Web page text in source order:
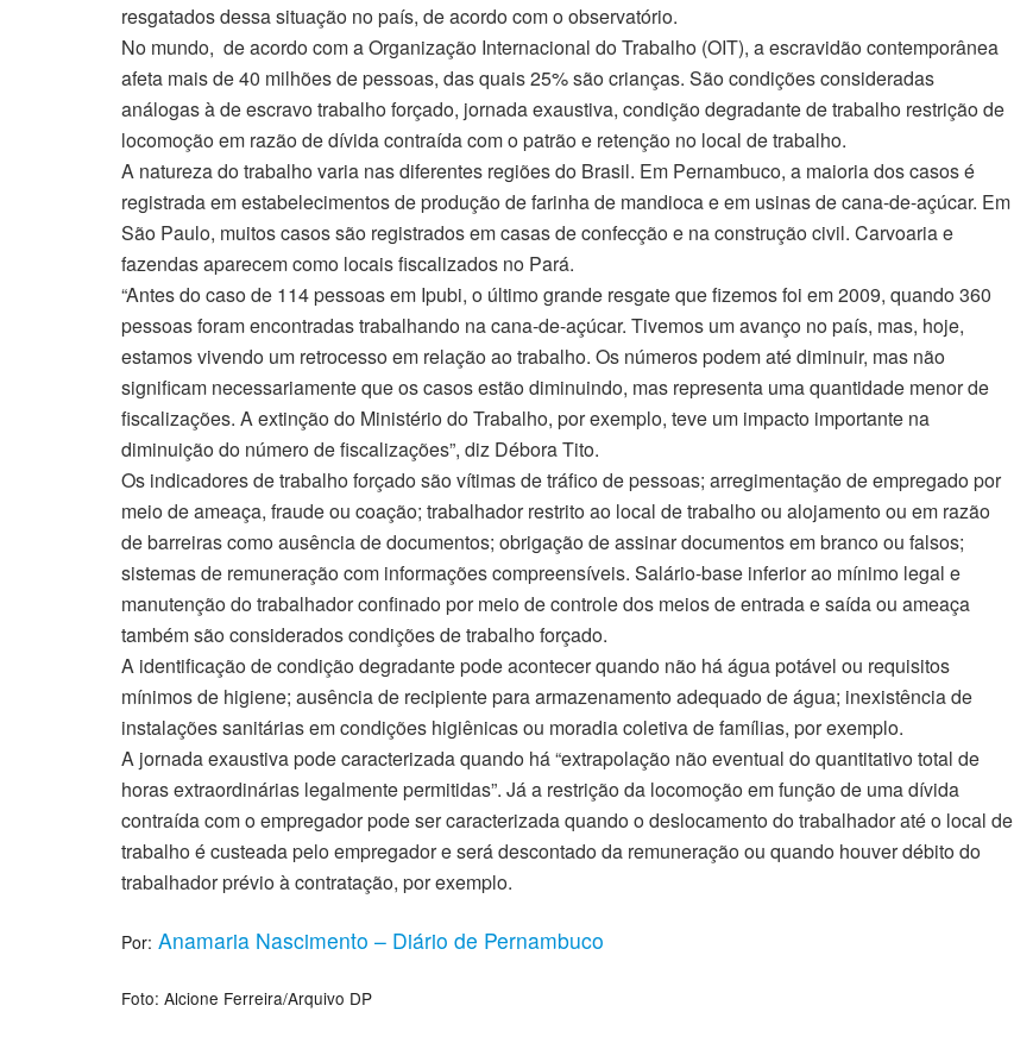
resgatados dessa situação no país, de acordo com o observatório.
No mundo, de acordo com a Organização Internacional do Trabalho (OIT), a escravidão contemporânea
afeta mais de 40 milhões de pessoas, das quais 25% são crianças. São condições consideradas
análogas à de escravo trabalho forçado, jornada exaustiva, condição degradante de trabalho restrição de
locomoção em razão de dívida contraída com o patrão e retenção no local de trabalho.
A natureza do trabalho varia nas diferentes regiões do Brasil. Em Pernambuco, a maioria dos casos é
registrada em estabelecimentos de produção de farinha de mandioca e em usinas de cana-de-açúcar. Em
São Paulo, muitos casos são registrados em casas de confecção e na construção civil. Carvoaria e
fazendas aparecem como locais fiscalizados no Pará.
“Antes do caso de 114 pessoas em Ipubi, o último grande resgate que fizemos foi em 2009, quando 360
pessoas foram encontradas trabalhando na cana-de-açúcar. Tivemos um avanço no país, mas, hoje,
estamos vivendo um retrocesso em relação ao trabalho. Os números podem até diminuir, mas não
significam necessariamente que os casos estão diminuindo, mas representa uma quantidade menor de
fiscalizações. A extinção do Ministério do Trabalho, por exemplo, teve um impacto importante na
diminuição do número de fiscalizações”, diz Débora Tito.
Os indicadores de trabalho forçado são vítimas de tráfico de pessoas; arregimentação de empregado por
meio de ameaça, fraude ou coação; trabalhador restrito ao local de trabalho ou alojamento ou em razão
de barreiras como ausência de documentos; obrigação de assinar documentos em branco ou falsos;
sistemas de remuneração com informações compreensíveis. Salário-base inferior ao mínimo legal e
manutenção do trabalhador confinado por meio de controle dos meios de entrada e saída ou ameaça
também são considerados condições de trabalho forçado.
A identificação de condição degradante pode acontecer quando não há água potável ou requisitos
mínimos de higiene; ausência de recipiente para armazenamento adequado de água; inexistência de
instalações sanitárias em condições higiênicas ou moradia coletiva de famílias, por exemplo.
A jornada exaustiva pode caracterizada quando há “extrapolação não eventual do quantitativo total de
horas extraordinárias legalmente permitidas”. Já a restrição da locomoção em função de uma dívida
contraída com o empregador pode ser caracterizada quando o deslocamento do trabalhador até o local de
trabalho é custeada pelo empregador e será descontado da remuneração ou quando houver débito do
trabalhador prévio à contratação, por exemplo.
Por: Anamaria Nascimento – Diário de Pernambuco
Foto: Alcione Ferreira/Arquivo DP